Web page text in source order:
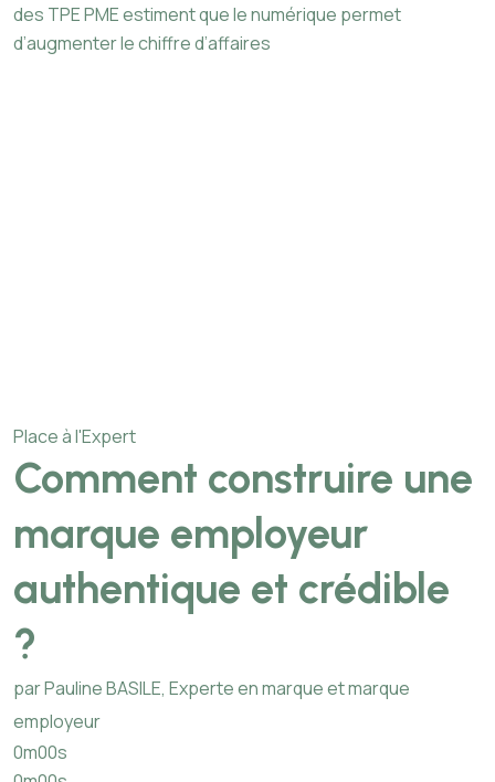
des TPE PME estiment que le numérique permet
d’augmenter le chiffre d’affaires
Place à l'Expert
Comment construire une
marque employeur
authentique et crédible
?
par Pauline BASILE, Experte en marque et marque
employeur
0m00s